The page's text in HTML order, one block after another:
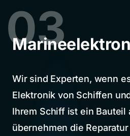
03
Wir sind Experten, wenn
Elektronik von Schiffen
Ihrem Schiff ist ein Bauteil
übernehmen die